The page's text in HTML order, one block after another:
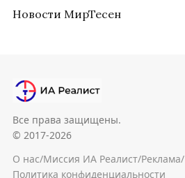
Новости МирТесен
Все права защищены.
© 2017-2026
О нас/Миссия ИА Реалист/Реклама/
Политика конфиденциальности